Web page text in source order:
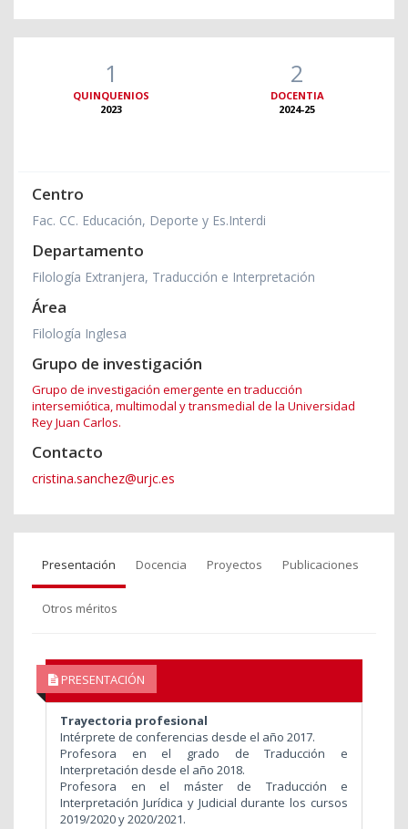
1
QUINQUENIOS
2023
2
DOCENTIA
2024-25
Centro
Fac. CC. Educación, Deporte y Es.Interdi
Departamento
Filología Extranjera, Traducción e Interpretación
Área
Filología Inglesa
Grupo de investigación
Grupo de investigación emergente en traducción
intersemiótica, multimodal y transmedial de la Universidad
Rey Juan Carlos.
Contacto
cristina.sanchez@urjc.es
Presentación Docencia Proyectos Publicaciones
Otros méritos
PRESENTACIÓN
Trayectoria profesional
Intérprete de conferencias desde el año 2017.
Profesora en el grado de Traducción e
Interpretación desde el año 2018.
Profesora en el máster de Traducción e
Interpretación Jurídica y Judicial durante los cursos
2019/2020 y 2020/2021.